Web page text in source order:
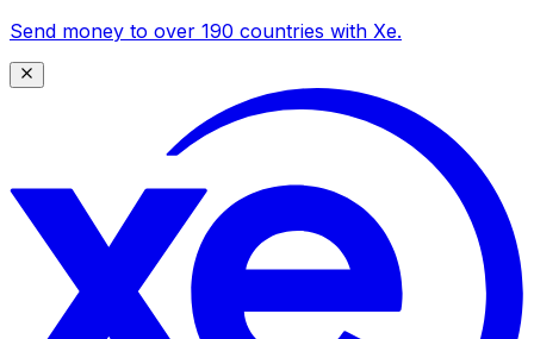
Send money to over 190 countries with Xe.